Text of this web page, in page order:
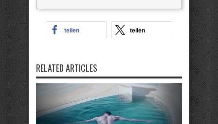
teilen teilen
RELATED ARTICLES